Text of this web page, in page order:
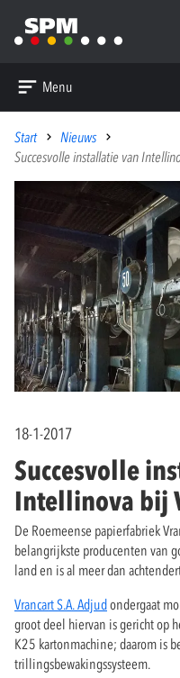
Menu
Start
Nieuws
Succesvolle installatie van
18-1-2017
Succesvolle
Intellinova bij
De Roemeense papierfabriek
belangrijkste producenten van
land en is al meer dan
Vrancart S.A. Adjudondergaat
groot deel hiervan is gericht op
K25 kartonmachine; daarom is
trillingsbewakingssysteem.